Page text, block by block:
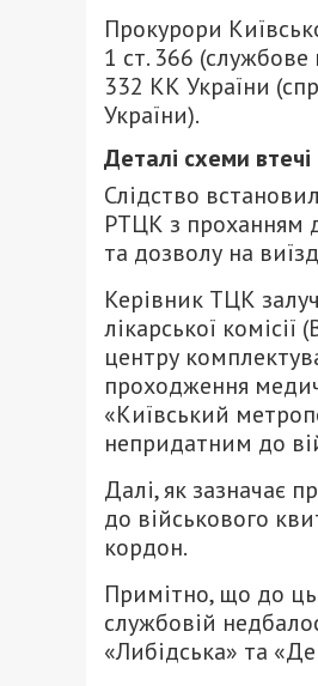
Прокурори
1 ст. 366
332 КК України
України).
Деталі схеми втечі
Слідство
РТЦК з проханням
та дозволу на
Керівник ТЦК
лікарської
центру
проходження
«Київський
непридатним до
Далі, як зазначає
до військового
кордон.
Примітно, що до
службовій
«Либідська» та